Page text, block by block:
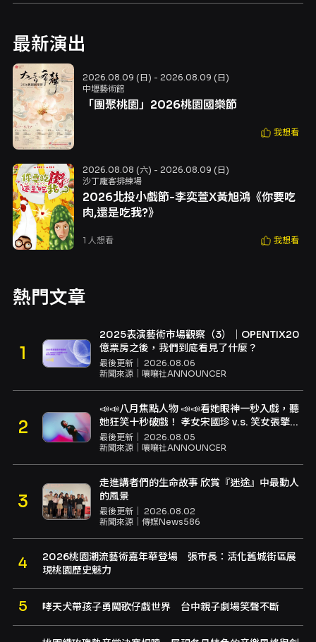
最新演出
2026.08.09 (日) - 2026.08.09 (日)
中壢藝術館
「團聚桃園」2026桃園國樂節
我想看
2026.08.08 (六) - 2026.08.09 (日)
沙丁龐客排練場
2026北投小戲節-李奕萱X黃旭鴻《你要吃
肉,還是吃我?》
1 人想看 我想看
熱門文章
2025表演藝術市場觀察（3）｜OPENTIX20
億票房之後，我們到底看見了什麼？
最後更新｜ 2026.08.06
新聞來源｜ 嚷嚷社ANNOUNCER
📣📣八月焦點人物 📣📣看她眼神一秒入戲，聽
她狂笑十秒破戲！ 孝女宋國珍 v.s. 笑女張擎
佳：本是同根生，相約壓車別太急
最後更新｜ 2026.08.05
新聞來源｜ 嚷嚷社ANNOUNCER
走進講者們的生命故事 欣賞『迷途』中最動人
的風景
最後更新｜ 2026.08.02
新聞來源｜ 傳媒News586
2026桃園潮流藝術嘉年華登場 張市長：活化舊城街區展
現桃園歷史魅力
哮天犬帶孩子勇闖歌仔戲世界 台中親子劇場笑聲不斷